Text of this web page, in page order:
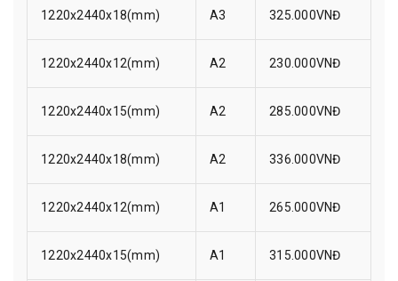
1220x2440x18(mm) A3 325.000VNĐ
1220x2440x12(mm) A2 230.000VNĐ
1220x2440x15(mm) A2 285.000VNĐ
1220x2440x18(mm) A2 336.000VNĐ
1220x2440x12(mm) A1 265.000VNĐ
1220x2440x15(mm) A1 315.000VNĐ